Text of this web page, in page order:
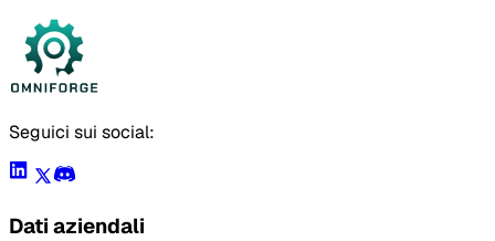
Seguici sui social:
Dati aziendali